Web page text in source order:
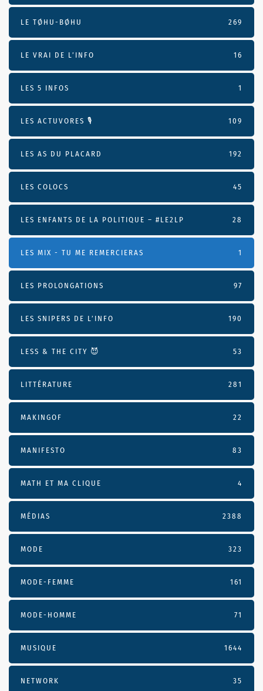
LE TØHU-BØHU 269
LE VRAI DE L’INFO 16
LES 5 INFOS 1
LES ACTUVORES 🎙 109
LES AS DU PLACARD 192
LES COLOCS 45
LES ENFANTS DE LA POLITIQUE – #LE2LP 28
LES MIX - TU ME REMERCIERAS 1
LES PROLONGATIONS 97
LES SNIPERS DE L’INFO 190
LESS & THE CITY 😈 53
LITTÉRATURE 281
MAKINGOF 22
MANIFESTO 83
MATH ET MA CLIQUE 4
MÉDIAS 2388
MODE 323
MODE-FEMME 161
MODE-HOMME 71
MUSIQUE 1644
NETWORK 35